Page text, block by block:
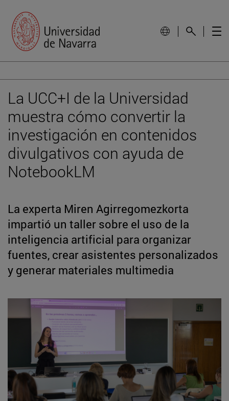
La UCC+I de la Universidad
muestra cómo convertir la
investigación en contenidos
divulgativos con ayuda de
NotebookLM
La experta Miren Agirregomezkorta
impartió un taller sobre el uso de la
inteligencia artificial para organizar
fuentes, crear asistentes personalizados
y generar materiales multimedia